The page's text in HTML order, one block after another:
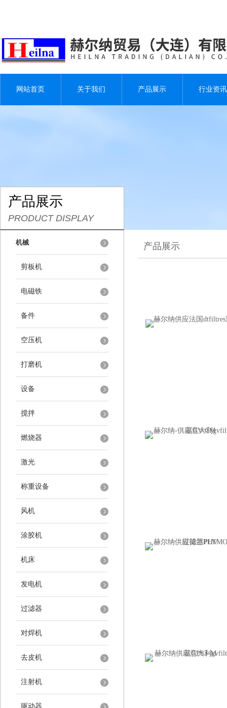
网站首页 关于我们 产品展示 行业资讯
产品展示
PRODUCT DISPLAY
机械
剪板机
电磁铁
备件
空压机
打磨机
设备
搅拌
燃烧器
激光
称重设备
风机
涂胶机
机床
发电机
过滤器
对焊机
去皮机
注射机
驱动器
产品展示